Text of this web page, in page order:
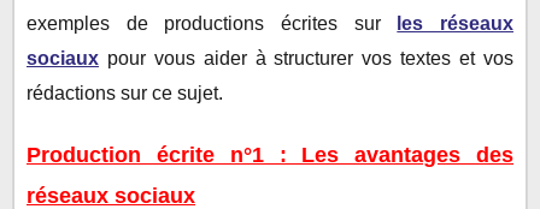
exemples de productions écrites sur
les réseaux
sociaux pour vous aider à structurer vos textes et vos
rédactions sur ce sujet.
Production écrite n°1 : Les avantages des
réseaux sociaux